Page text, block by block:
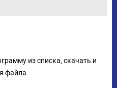
из списка, скачать и
файла